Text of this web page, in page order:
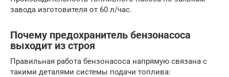
завода изготовителя от 60 л/час.
Почему предохранитель бензонасоса
выходит из строя
Правильная работа бензонасоса напрямую связана с
такими деталями системы подачи топлива: